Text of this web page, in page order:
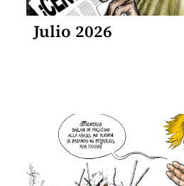
Julio 2026